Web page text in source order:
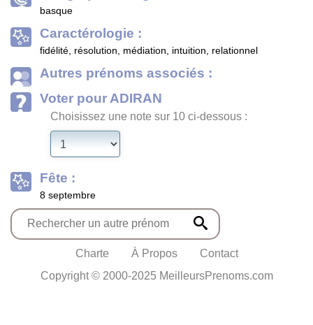
basque
Caractérologie :
fidélité, résolution, médiation, intuition, relationnel
Autres prénoms associés :
Voter pour ADIRAN
Choisissez une note sur 10 ci-dessous :
Fête :
8 septembre
Charte À Propos
Contact
Copyright © 2000-2025 MeilleursPrenoms.com